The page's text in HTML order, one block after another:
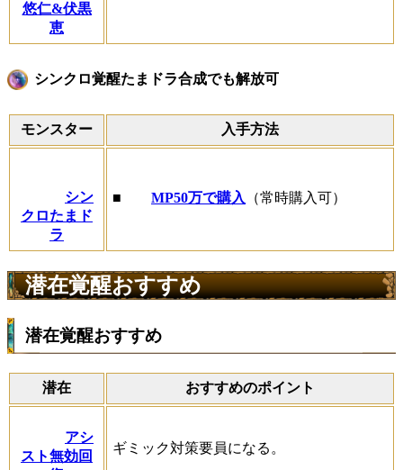
悠仁&伏黒
恵
シンクロ覚醒たまドラ合成でも解放可
モンスター 入手方法
シン
クロたまド
ラ
■ MP50万で購入 （常時購入可）
潜在覚醒おすすめ
潜在覚醒おすすめ
潜在 おすすめのポイント
アシ
スト無効回
ギミック対策要員になる。